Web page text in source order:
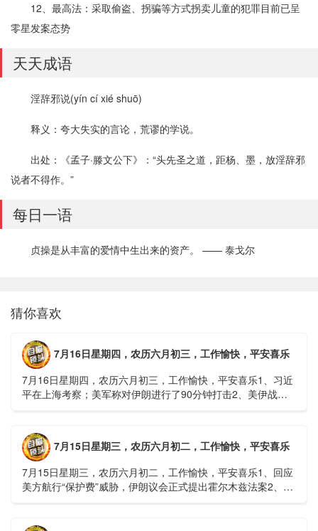
12、最高法：采取偷盗、拐骗等方式拐卖儿童的犯罪目前已呈
零星发案态势
天天成语
淫辞邪说(yín cí xié shuō)
释义：夸大失实的言论，荒谬的学说。
出处：《孟子·滕文公下》：“头先圣之道，距杨、墨，放淫辞邪
说者不得作。”
每日一语
贞操是从丰富的爱情中生出来的资产。 —— 泰戈尔
猜你喜欢
7月16日星期四，农历六月初三，工作愉快，平安喜乐
7月16日星期四，农历六月初三，工作愉快，平安喜乐1、习近
平在上海考察；美军称对伊朗进行了90分钟打击2、美伊战争
7月15日星期三，农历六月初二，工作愉快，平安喜乐
7月15日星期三，农历六月初二，工作愉快，平安喜乐1、回应
美方航行“保护费”威胁，伊朗议会正式提出霍尔木兹法案2、全